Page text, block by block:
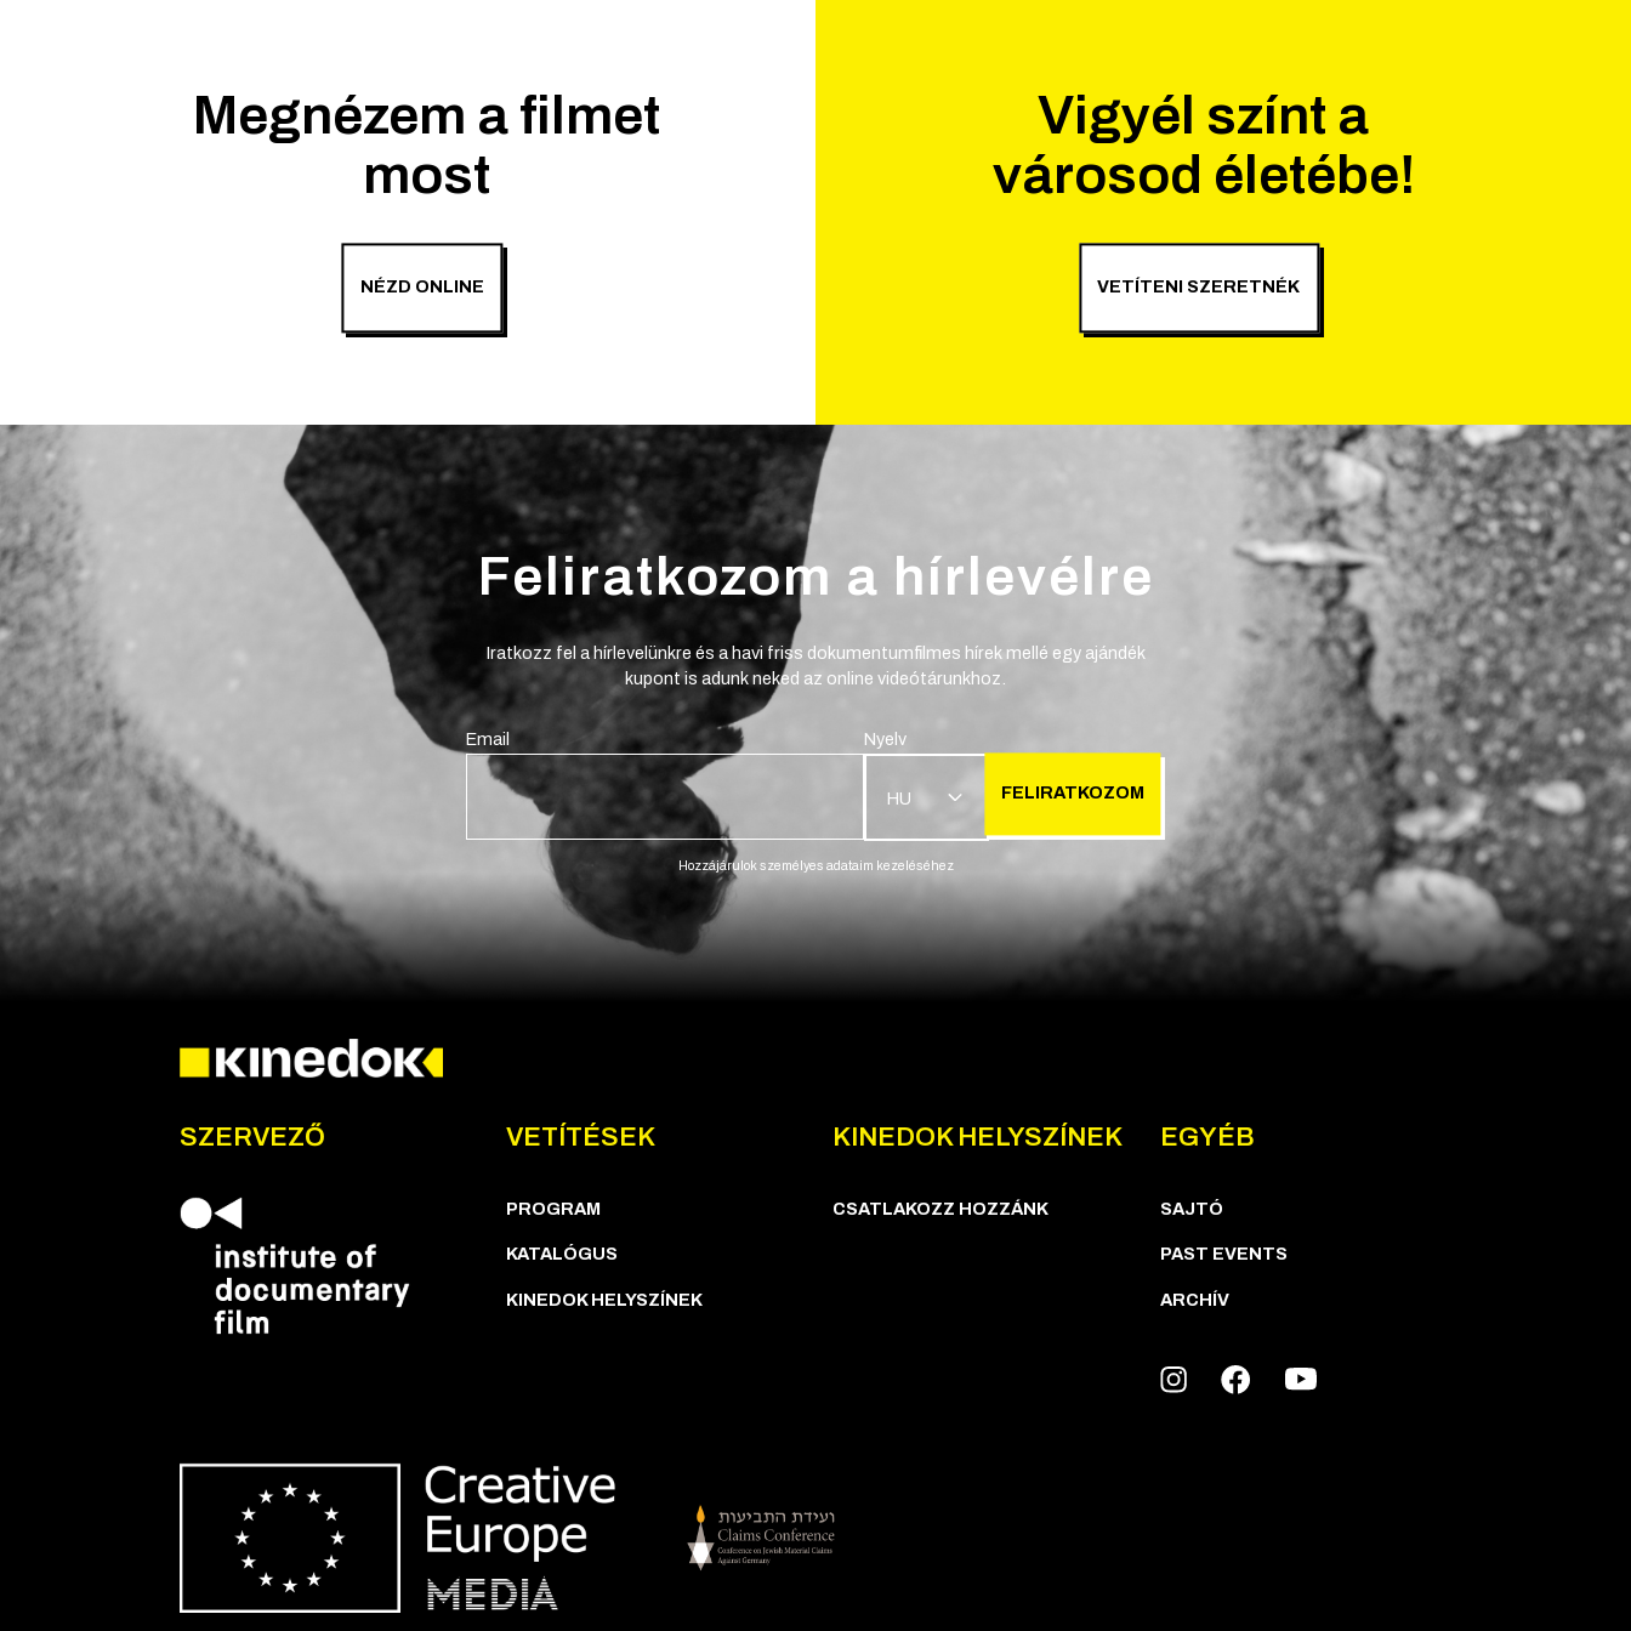
Megnézem a filmet
most
NÉZD ONLINE
Vigyél színt a
városod életébe!
VETÍTENI SZERETNÉK
Feliratkozom a hírlevélre
Iratkozz fel a hírlevelünkre és a havi friss dokumentumfilmes hírek mellé egy ajándék
kupont is adunk neked az online videótárunkhoz.
Email Nyelv
HU FELIRATKOZOM
Hozzájárulok személyes adataim kezeléséhez
SZERVEZŐ VETÍTÉSEK
PROGRAM
KATALÓGUS
KINEDOK HELYSZÍNEK
KINEDOK HELYSZÍNEK
CSATLAKOZZ HOZZÁNK
EGYÉB
SAJTÓ
PAST EVENTS
ARCHÍV